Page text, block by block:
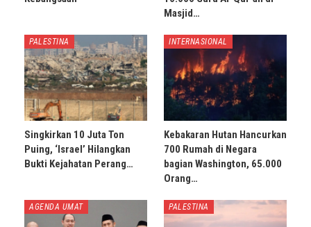
Masjid…
PALESTINA
Singkirkan 10 Juta Ton
Puing, ‘Israel’ Hilangkan
Bukti Kejahatan Perang…
INTERNASIONAL
Kebakaran Hutan Hancurkan
700 Rumah di Negara
bagian Washington, 65.000
Orang…
AGENDA UMAT PALESTINA